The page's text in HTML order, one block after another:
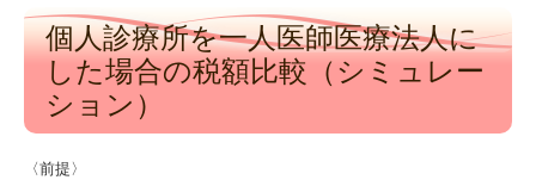
個人診療所を一人医師医療法人に
した場合の税額比較（シミュレー
ション）
〈前提〉